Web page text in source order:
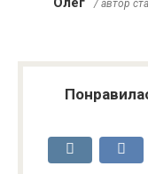
/ автор